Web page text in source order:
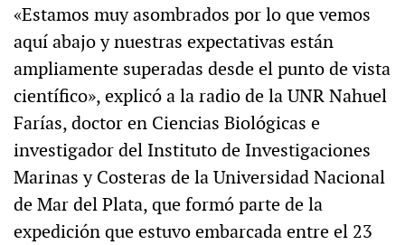
«Estamos muy asombrados por lo que vemos
aquí abajo y nuestras expectativas están
ampliamente superadas desde el punto de vista
científico», explicó a la radio de la UNR Nahuel
Farías, doctor en Ciencias Biológicas e
investigador del Instituto de Investigaciones
Marinas y Costeras de la Universidad Nacional
de Mar del Plata, que formó parte de la
expedición que estuvo embarcada entre el 23